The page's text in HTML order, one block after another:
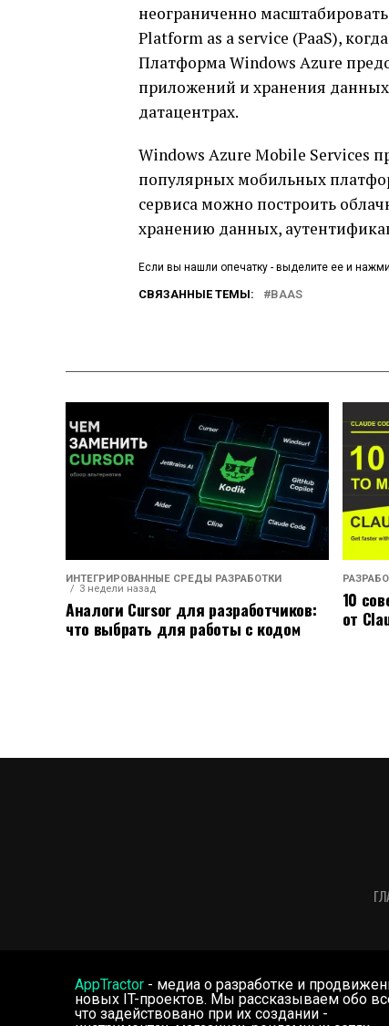
неограниченно
Platform as a service (PaaS),
Платформа Windows Azure
приложений и хранения
датацентрах.
Windows Azure Mobile Services
популярных мобильных
сервиса можно построить
хранению данных,
Если вы нашли опечатку - выделите ее и
СВЯЗАННЫЕ ТЕМЫ: BAAS
ИНТЕГРИРОВАННЫЕ СРЕДЫ РАЗРАБОТКИ
3 недели назад
Аналоги Cursor для разработчиков:
что выбрать для работы с кодом
10
от
AppTractor - медиа о разработке и
новых IT-проектов. Мы рассказываем обо
что задействовано при их создании -